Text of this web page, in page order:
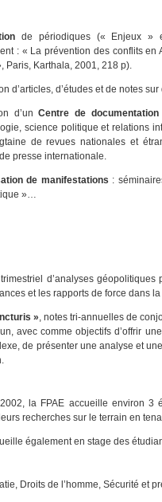
de périodiques (« Enjeux »
: « La prévention des conflits
Paris, Karthala, 2001, 218 p).
d’articles, d’études et de notes
d’unCentre de documentation
science politique et relations
de revues nationales et
presse internationale.
de manifestations :
»…
d’analyses géopolitiques
et les rapports de force dans
», notes tri-annuelles de
avec comme objectifs d’offrir
de présenter une analyse et
la FPAE accueille environ 3
recherches sur le terrain en
également en stage des
Droits de l’homme, Sécurité et